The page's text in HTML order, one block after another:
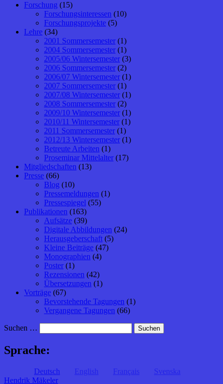
Forschung (15)
Forschungsinteressen (10)
Forschungsprojekte (5)
Lehre (34)
2001 Sommersemester (1)
2004 Sommersemester (1)
2005/06 Wintersemester (3)
2006 Sommersemester (2)
2006/07 Wintersemester (1)
2007 Sommersemester (1)
2007/08 Wintersemester (1)
2008 Sommersemester (2)
2009/10 Wintersemester (1)
2010/11 Wintersemester (1)
2011 Sommersemester (1)
2012/13 Wintersemester (1)
Betreute Arbeiten (1)
Proseminar Mittelalter (17)
Mitgliedschaften (13)
Presse (66)
Blog (10)
Pressemeldungen (1)
Pressespiegel (55)
Publikationen (163)
Aufsätze (39)
Digitale Abbildungen (24)
Herausgeberschaft (5)
Kleine Beiträge (47)
Monographien (4)
Poster (1)
Rezensionen (42)
Übersetzungen (1)
Vorträge (67)
Bevorstehende Tagungen (1)
Vergangene Tagungen (66)
Suchen …
Sprache:
Deutsch English Français
Svenska
Hendrik Mäkeler